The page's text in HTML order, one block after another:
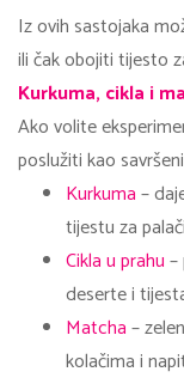
Iz ovih sastojaka
ili čak obojiti tijesto
Kurkuma, cikla i
Ako volite
poslužiti kao
Kurkuma–
tijestu za
Cikla u prahu
deserte i
Matcha–
kolačima i